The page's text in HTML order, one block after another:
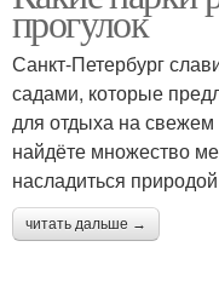
прогулок
Санкт-Петербург
садами, которые
для отдыха на
найдёте множество
насладиться
читать дальше →